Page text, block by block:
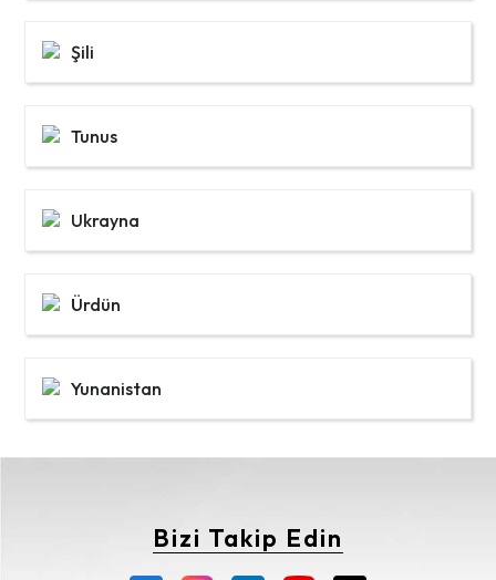
Şili
Tunus
Ukrayna
Ürdün
Yunanistan
Bizi Takip Edin